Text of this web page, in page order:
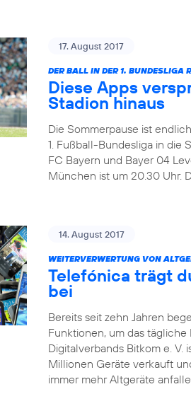
17. August 2017
DER BALL IN DER 1. BUNDESLIGA
Diese Apps
Stadion hinaus
Die Sommerpause ist
1. Fußball-Bundesliga in die
FC Bayern und Bayer 04
München ist um 20.30 Uhr.
14. August 2017
WEITERVERWERTUNG VON
Telefónica trägt
bei
Bereits seit zehn Jahren
Funktionen, um das
Digitalverbands Bitkom e. V.
Millionen Geräte verkauft
immer mehr Altgeräte